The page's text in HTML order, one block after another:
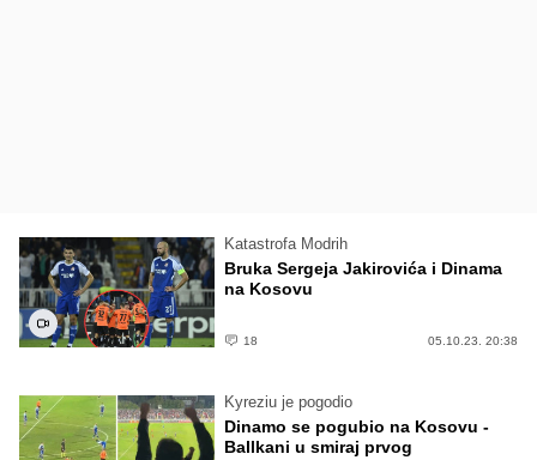
Katastrofa Modrih
Bruka Sergeja Jakirovića i Dinama
na Kosovu
18 05.10.23. 20:38
Kyreziu je pogodio
Dinamo se pogubio na Kosovu -
Ballkani u smiraj prvog